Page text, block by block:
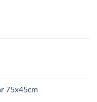
75x45cm